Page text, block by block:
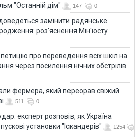
"Останній дім"
147 0
замінити радянське
роз'яснення Мін'юсту
про переведення всіх шкіл на
через посилення нічних обстрілів
фермера, який переорав свіжий
511 0
експерт розповів, як Україна
установки "Іскандерів"
1254